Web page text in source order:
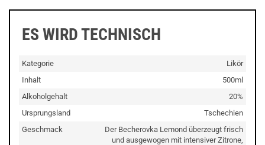
ES WIRD TECHNISCH
Kategorie
Likör
Inhalt
500ml
Alkoholgehalt
20%
Ursprungsland
Tschechien
Geschmack
Der Becherovka Lemond überzeugt frisch
und ausgewogen mit intensiver Zitrone,